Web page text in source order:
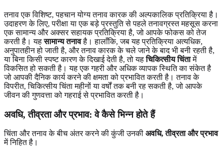
तनाव एक विशिष्ट, पहचान योग्य तनाव कारक की अल्पकालिक प्रतिक्रिया है।
उदाहरण के लिए, परीक्षा या एक बड़े प्रस्तुति से पहले तनावग्रस्त महसूस करना
एक सामान्य और अक्सर सहायक प्रतिक्रिया है, जो आपके फोकस को तेज
करती है। यहसामान्य तनावहै। हालाँकि, जब यह प्रतिक्रिया अत्यधिक,
अनुपातहीन हो जाती है, और तनाव कारक के चले जाने के बाद भी बनी रहती है,
या बिना किसी स्पष्ट कारण के दिखाई देती है, तो यहचिकित्सीय चिंतामें
विकसित हो सकती है। यह एक गहरी और अधिक व्यापक स्थिति का संकेत है
जो आपकी दैनिक कार्य करने की क्षमता को प्रभावित करती है। तनाव के
विपरीत, चिकित्सीय चिंता महीनों या वर्षों तक बनी रह सकती है, जो आपके
जीवन की गुणवत्ता को गहराई से प्रभावित करती है।
अवधि, तीव्रता और प्रभाव: वे कैसे भिन्न होते हैं
चिंता और तनाव के बीच अंतर करने की कुंजी उनकी अवधि, तीव्रता और प्रभाव
में निहित है।